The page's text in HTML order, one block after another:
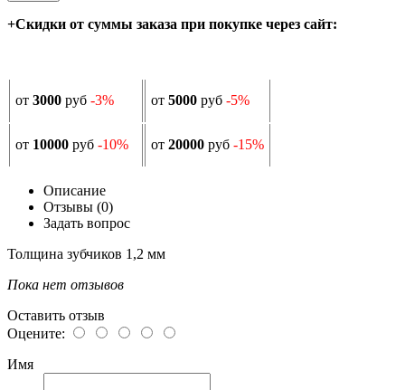
+Скидки от суммы заказа при покупке через сайт:
от 3000 руб -3% от 5000 руб -5%
от 10000 руб -10% от 20000 руб -15%
Описание
Отзывы (0)
Задать вопрос
Толщина зубчиков 1,2 мм
Пока нет отзывов
Оставить отзыв
Оцените:
Имя